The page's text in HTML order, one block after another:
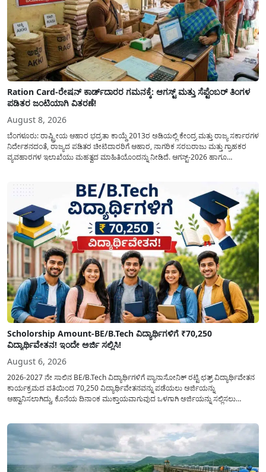
Ration Card-ರೇಷನ್ ಕಾರ್ಡ್‍ದಾರರ ಗಮನಕ್ಕೆ: ಆಗಸ್ಟ್ ಮತ್ತು ಸೆಪ್ಟೆಂಬರ್ ತಿಂಗಳ
ಪಡಿತರ ಜಂಟಿಯಾಗಿ ವಿತರಣೆ!
August 8, 2026
ಬೆಂಗಳೂರು: ರಾಷ್ಟ್ರೀಯ ಆಹಾರ ಭದ್ರತಾ ಕಾಯ್ದೆ 2013ರ ಅಡಿಯಲ್ಲಿ ಕೇಂದ್ರ ಮತ್ತು ರಾಜ್ಯ ಸರ್ಕಾರಗಳ
ನಿರ್ದೇಶನದಂತೆ, ರಾಜ್ಯದ ಪಡಿತರ ಚೀಟಿದಾರರಿಗೆ ಆಹಾರ, ನಾಗರಿಕ ಸರಬರಾಜು ಮತ್ತು ಗ್ರಾಹಕರ
ವ್ಯವಹಾರಗಳ ಇಲಾಖೆಯು ಮಹತ್ವದ ಮಾಹಿತಿಯೊಂದನ್ನು ನೀಡಿದೆ. ಆಗಸ್ಟ್-2026 ಹಾಗೂ
Scholorship Amount-BE/B.Tech ವಿದ್ಯಾರ್ಥಿಗಳಿಗೆ ₹70,250
ವಿದ್ಯಾರ್ಥಿವೇತನ! ಇಂದೇ ಅರ್ಜಿ ಸಲ್ಲಿಸಿ!
August 6, 2026
2026-2027 ನೇ ಸಾಲಿನ BE/B.Tech ವಿದ್ಯಾರ್ಥಿಗಳಿಗೆ ಪ್ಯಾನಾಸೋನಿಕ್ ರಟ್ಟಿ ಛತ್ರ್ ವಿದ್ಯಾರ್ಥಿವೇತನ
ಕಾರ್ಯಕ್ರಮದ ವತಿಯಿಂದ 70,250 ವಿದ್ಯಾರ್ಥಿವೇತನವನ್ನು ಪಡೆಯಲು ಅರ್ಜಿಯನ್ನು
ಆಹ್ವಾನಿಸಲಾಗಿದ್ದು, ಕೊನೆಯ ದಿನಾಂಕ ಮುಕ್ತಾಯವಾಗುವುದ ಒಳಗಾಗಿ ಅರ್ಜಿಯನ್ನು ಸಲ್ಲಿಸಲು
ಜಾರಿಗೆ...